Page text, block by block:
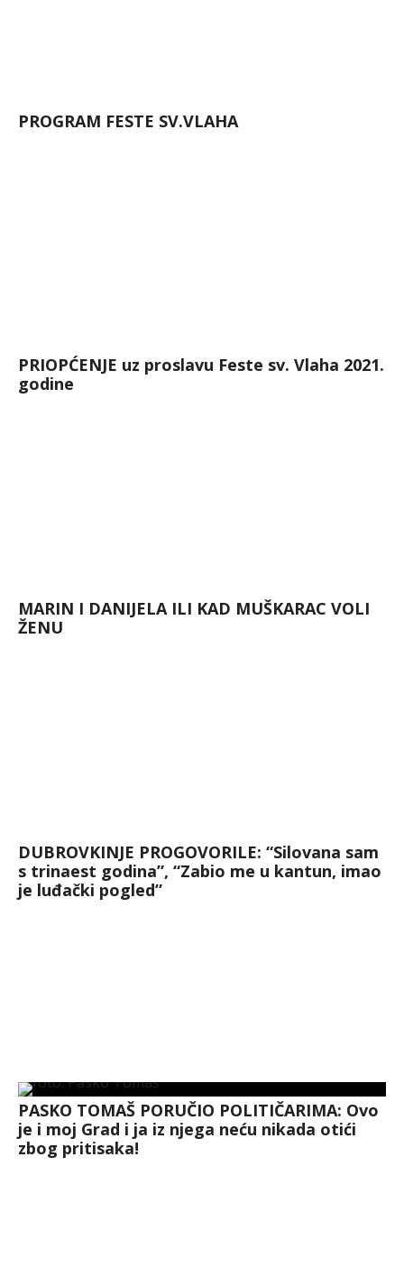
PROGRAM FESTE SV.VLAHA
PRIOPĆENJE uz proslavu Feste sv. Vlaha 2021.
godine
MARIN I DANIJELA ILI KAD MUŠKARAC VOLI
ŽENU
DUBROVKINJE PROGOVORILE: “Silovana sam
s trinaest godina”, “Zabio me u kantun, imao
je luđački pogled”
PASKO TOMAŠ PORUČIO POLITIČARIMA: Ovo
je i moj Grad i ja iz njega neću nikada otići
zbog pritisaka!